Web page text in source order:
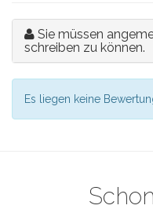
Sie müssen
schreiben zu können.
Es liegen keine